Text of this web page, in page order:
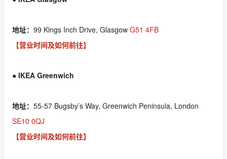
地址： 99 Kings Inch Drive, Glasgow G51 4FB
【营业时间及如何前往】
● IKEA Greenwich
地址： 55-57 Bugsby’s Way, Greenwich Peninsula, London
SE10 0QJ
【营业时间及如何前往】